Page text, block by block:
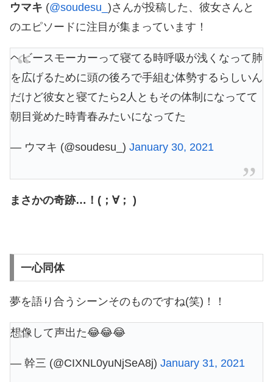
ウマキ (@soudesu_ )さんが投稿した、彼女さんと
のエピソードに注目が集まっています！
ヘビースモーカーって寝てる時呼吸が浅くなって肺
を広げるために頭の後ろで手組む体勢するらしいん
だけど彼女と寝てたら2人ともその体制になってて
朝目覚めた時青春みたいになってた
— ウマキ (@soudesu_) January 30, 2021
まさかの奇跡…！(；∀； )
一心同体
夢を語り合うシーンそのものですね(笑)！！
想像して声出た😂😂😂
— 幹三 (@CIXNL0yuNjSeA8j) January 31, 2021